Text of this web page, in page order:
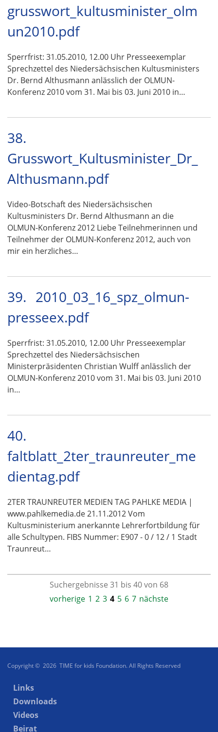
grusswort_kultusminister_olm
un2010.pdf
Sperrfrist: 31.05.2010, 12.00 Uhr Presseexemplar
Sprechzettel des Niedersächsischen Kultusministers
Dr. Bernd Althusmann anlässlich der OLMUN-
Konferenz 2010 vom 31. Mai bis 03. Juni 2010 in…
38.
Grusswort_Kultusminister_Dr_
Althusmann.pdf
Video-Botschaft des Niedersächsischen
Kultusministers Dr. Bernd Althusmann an die
OLMUN-Konferenz 2012 Liebe Teilnehmerinnen und
Teilnehmer der OLMUN-Konferenz 2012, auch von
mir ein herzliches…
39. 2010_03_16_spz_olmun-
presseex.pdf
Sperrfrist: 31.05.2010, 12.00 Uhr Presseexemplar
Sprechzettel des Niedersächsischen
Ministerpräsidenten Christian Wulff anlässlich der
OLMUN-Konferenz 2010 vom 31. Mai bis 03. Juni 2010
in…
40.
faltblatt_2ter_traunreuter_me
dientag.pdf
2TER TRAUNREUTER MEDIEN TAG PAHLKE MEDIA |
www.pahlkemedia.de 21.11.2012 Vom
Kultusministerium anerkannte Lehrerfortbildung für
alle Schultypen. FIBS Nummer: E907 - 0 / 12 / 1 Stadt
Traunreut…
Suchergebnisse 31 bis 40 von 68
vorherige 1 2 3 4 5 6 7 nächste
Copyright © 2026 TIME for kids Foundation. All Rights Reserved
Links
Downloads
Videos
Beirat